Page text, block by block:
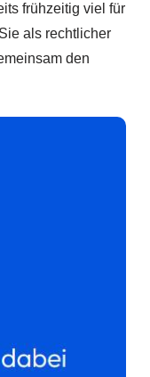
frühzeitig viel für
als rechtlicher
den